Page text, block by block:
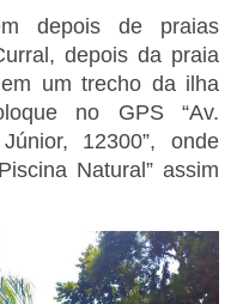
depois de praias
depois da praia
um trecho da ilha
no GPS “Av.
12300”, onde
Natural” assim